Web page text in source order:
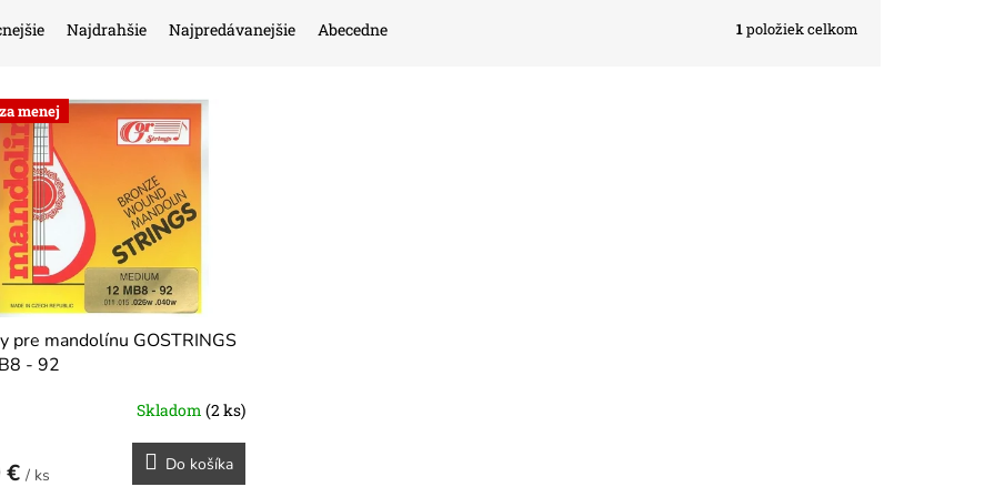
Najdrahšie Najpredávanejšie Abecedne 1položiek celkom
menej
pre mandolínu GOSTRINGS
- 92
Skladom (2 ks)
€ / ks
Do košíka